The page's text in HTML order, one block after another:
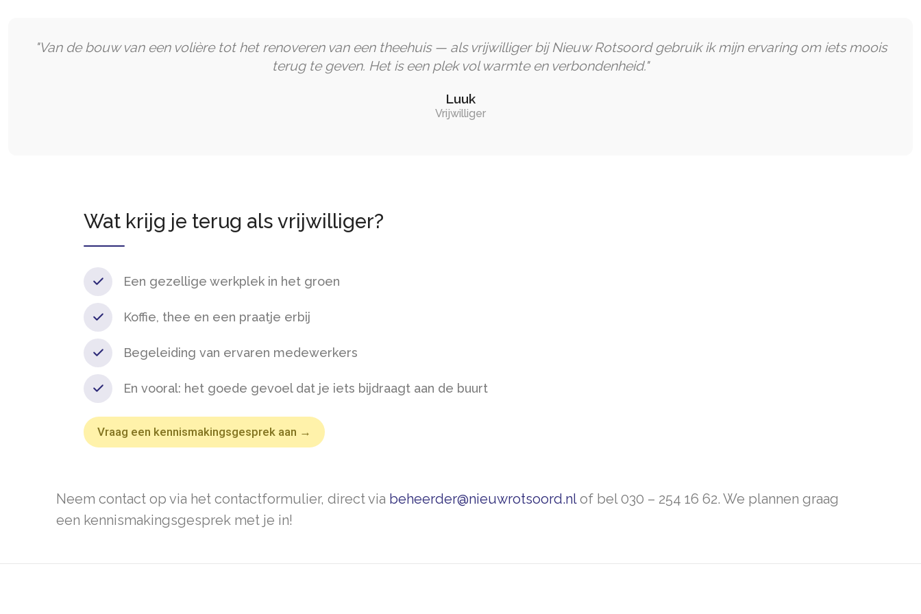
"Van de bouw van een volière tot het renoveren van een theehuis — als vrijwilliger bij Nieuw Rotsoord gebruik ik mijn ervaring om iets moois
terug te geven. Het is een plek vol warmte en verbondenheid."
Luuk
Vrijwilliger
Wat krijg je terug als vrijwilliger?
Een gezellige werkplek in het groen
Koffie, thee en een praatje erbij
Begeleiding van ervaren medewerkers
En vooral: het goede gevoel dat je iets bijdraagt aan de buurt
Vraag een kennismakingsgesprek aan →
Neem contact op via het contactformulier, direct via beheerder@nieuwrotsoord.nlof bel 030 – 254 16 62. We plannen graag
een kennismakingsgesprek met je in!